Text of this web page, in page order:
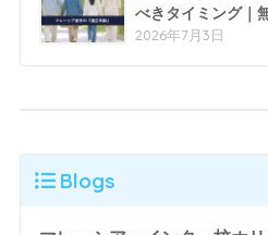
べきタイミング｜
2026年7月3日
Blogs